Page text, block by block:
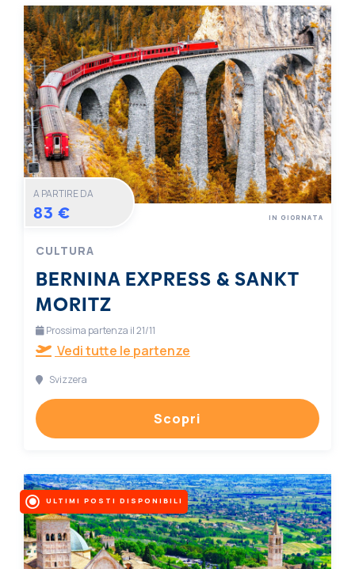
A PARTIRE DA
83 €
CULTURA
BERNINA EXPRESS & SANKT
MORITZ
IN GIORNATA
Prossima partenza il 21/11
Vedi tutte le partenze
Svizzera
Scopri
ULTIMI POSTI DISPONIBILI